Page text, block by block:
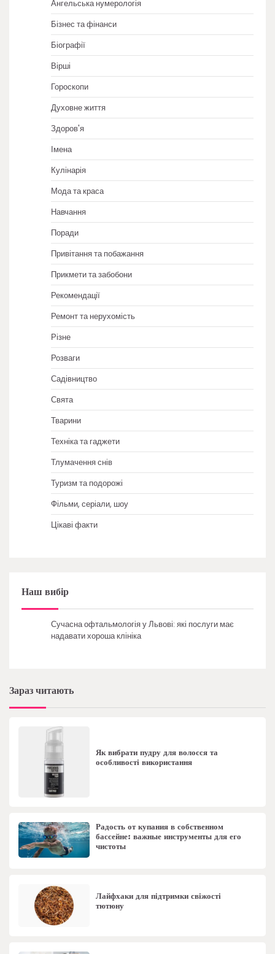
Ангельська нумерологія
Бізнес та фінанси
Біографії
Вірші
Гороскопи
Духовне життя
Здоров'я
Імена
Кулінарія
Мода та краса
Навчання
Поради
Привітання та побажання
Прикмети та забобони
Рекомендації
Ремонт та нерухомість
Різне
Розваги
Садівництво
Свята
Тварини
Техніка та гаджети
Тлумачення снів
Туризм та подорожі
Фільми, серіали, шоу
Цікаві факти
Наш вибір
Сучасна офтальмологія у Львові: які послуги має
надавати хороша клініка
Зараз читають
Як вибрати пудру для волосся та
особливості використання
Радость от купания в собственном
бассейне: важные инструменты для его
чистоты
Лайфхаки для підтримки свіжості
тютюну